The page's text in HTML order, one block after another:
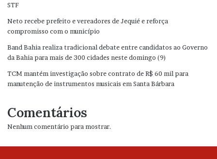
STF
Neto recebe prefeito e vereadores de Jequié e reforça
compromisso com o município
Band Bahia realiza tradicional debate entre candidatos ao Governo
da Bahia para mais de 300 cidades neste domingo (9)
TCM mantém investigação sobre contrato de R$ 60 mil para
manutenção de instrumentos musicais em Santa Bárbara
Comentários
Nenhum comentário para mostrar.